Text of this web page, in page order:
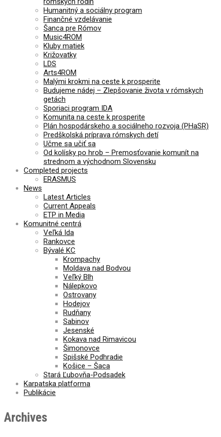
Humanitný a sociálny program
Finančné vzdelávanie
Šanca pre Rómov
Music4ROM
Kluby matiek
Križovatky
LDS
Arts4ROM
Malými krokmi na ceste k prosperite
Budujeme nádej – Zlepšovanie života v rómskych
getách
Sporiaci program IDA
Komunita na ceste k prosperite
Plán hospodárskeho a sociálneho rozvoja (PHaSR)
Predškolská príprava rómskych detí
Učme sa učiť sa
Od kolísky po hrob – Premosťovanie komunít na
strednom a východnom Slovensku
Completed projects
ERASMUS
News
Latest Articles
Current Appeals
ETP in Media
Komunitné centrá
Veľká Ida
Rankovce
Bývalé KC
Krompachy
Moldava nad Bodvou
Veľký Blh
Nálepkovo
Ostrovany
Hodejov
Rudňany
Sabinov
Jesenské
Kokava nad Rimavicou
Šimonovce
Spišské Podhradie
Košice – Šaca
Stará Ľubovňa-Podsadek
Karpatska platforma
Publikácie
Archives